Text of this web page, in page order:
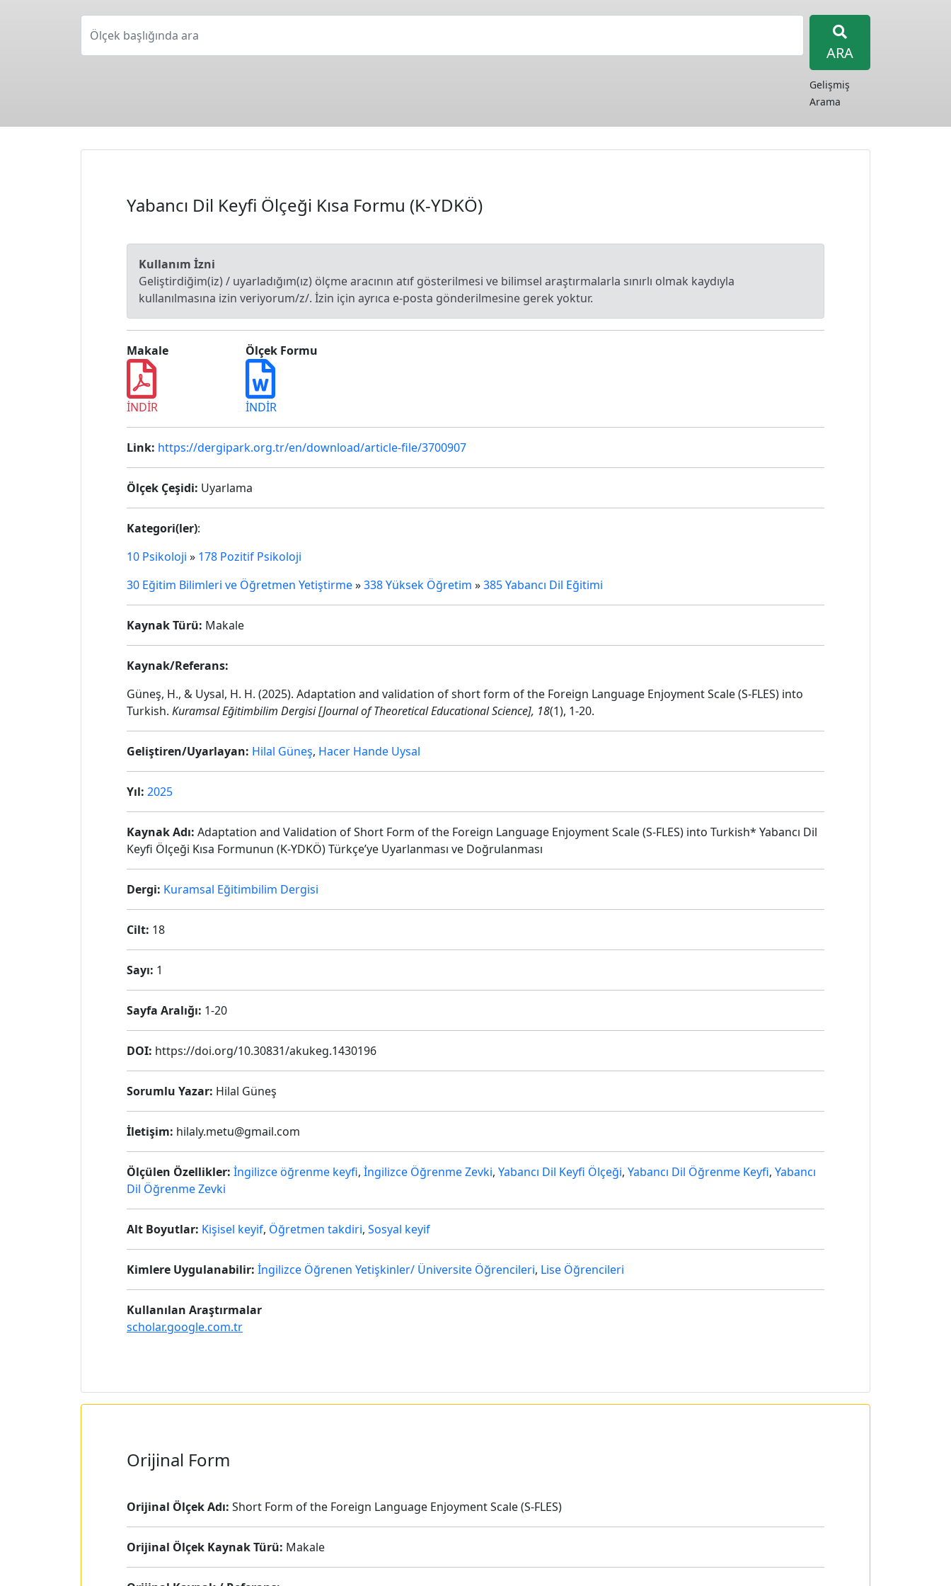
Ölçek başlığında ara
ARA
Gelişmiş
Arama
Yabancı Dil Keyfi Ölçeği Kısa Formu (K-YDKÖ)
Kullanım İzni
Geliştirdiğim(iz) / uyarladığım(ız) ölçme aracının atıf gösterilmesi ve bilimsel araştırmalarla sınırlı olmak kaydıyla
kullanılmasına izin veriyorum/z/. İzin için ayrıca e-posta gönderilmesine gerek yoktur.
Makale
İNDİR
Ölçek Formu
İNDİR
Link: https://dergipark.org.tr/en/download/article-file/3700907
Ölçek Çeşidi: Uyarlama
Kategori(ler):
10 Psikoloji » 178 Pozitif Psikoloji
30 Eğitim Bilimleri ve Öğretmen Yetiştirme»338 Yüksek Öğretim »385 Yabancı Dil Eğitimi
Kaynak Türü: Makale
Kaynak/Referans:
Güneş, H., & Uysal, H. H. (2025). Adaptation and validation of short form of the Foreign Language Enjoyment Scale (S-FLES) into
Turkish. Kuramsal Eğitimbilim Dergisi [Journal of Theoretical Educational Science], 18(1), 1-20.
Geliştiren/Uyarlayan: Hilal Güneş, Hacer Hande Uysal
Yıl: 2025
Kaynak Adı: Adaptation and Validation of Short Form of the Foreign Language Enjoyment Scale (S-FLES) into Turkish* Yabancı Dil
Keyfi Ölçeği Kısa Formunun (K-YDKÖ) Türkçe’ye Uyarlanması ve Doğrulanması
Dergi: Kuramsal Eğitimbilim Dergisi
Cilt: 18
Sayı: 1
Sayfa Aralığı: 1-20
DOI: https://doi.org/10.30831/akukeg.1430196
Sorumlu Yazar: Hilal Güneş
İletişim: hilaly.metu@gmail.com
Ölçülen Özellikler: İngilizce öğrenme keyfi, İngilizce Öğrenme Zevki, Yabancı Dil Keyfi Ölçeği, Yabancı Dil Öğrenme Keyfi, Yabancı
Dil Öğrenme Zevki
Alt Boyutlar: Kişisel keyif, Öğretmen takdiri, Sosyal keyif
Kimlere Uygulanabilir: İngilizce Öğrenen Yetişkinler/ Üniversite Öğrencileri, Lise Öğrencileri
Kullanılan Araştırmalar
scholar.google.com.tr
Orijinal Form
Orijinal Ölçek Adı: Short Form of the Foreign Language Enjoyment Scale (S-FLES)
Orijinal Ölçek Kaynak Türü: Makale